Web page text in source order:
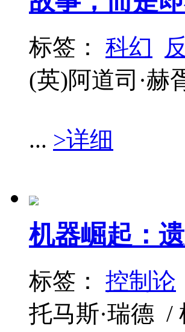
标签： 科幻
(英)阿道司·
... >详细
机器崛起：
标签： 控制论
托马斯·瑞德 /